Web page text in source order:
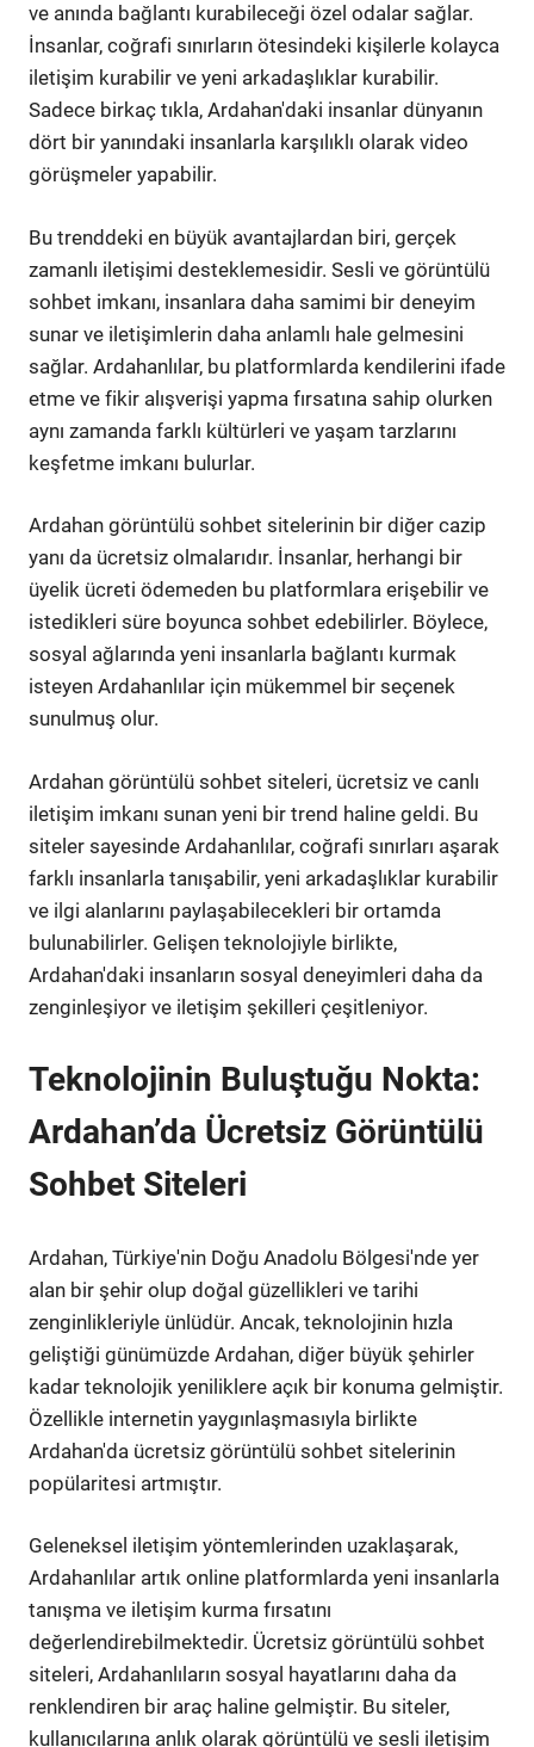
ve anında bağlantı kurabileceği özel odalar sağlar.
İnsanlar, coğrafi sınırların ötesindeki kişilerle kolayca
iletişim kurabilir ve yeni arkadaşlıklar kurabilir.
Sadece birkaç tıkla, Ardahan'daki insanlar dünyanın
dört bir yanındaki insanlarla karşılıklı olarak video
görüşmeler yapabilir.
Bu trenddeki en büyük avantajlardan biri, gerçek
zamanlı iletişimi desteklemesidir. Sesli ve görüntülü
sohbet imkanı, insanlara daha samimi bir deneyim
sunar ve iletişimlerin daha anlamlı hale gelmesini
sağlar. Ardahanlılar, bu platformlarda kendilerini ifade
etme ve fikir alışverişi yapma fırsatına sahip olurken
aynı zamanda farklı kültürleri ve yaşam tarzlarını
keşfetme imkanı bulurlar.
Ardahan görüntülü sohbet sitelerinin bir diğer cazip
yanı da ücretsiz olmalarıdır. İnsanlar, herhangi bir
üyelik ücreti ödemeden bu platformlara erişebilir ve
istedikleri süre boyunca sohbet edebilirler. Böylece,
sosyal ağlarında yeni insanlarla bağlantı kurmak
isteyen Ardahanlılar için mükemmel bir seçenek
sunulmuş olur.
Ardahan görüntülü sohbet siteleri, ücretsiz ve canlı
iletişim imkanı sunan yeni bir trend haline geldi. Bu
siteler sayesinde Ardahanlılar, coğrafi sınırları aşarak
farklı insanlarla tanışabilir, yeni arkadaşlıklar kurabilir
ve ilgi alanlarını paylaşabilecekleri bir ortamda
bulunabilirler. Gelişen teknolojiyle birlikte,
Ardahan'daki insanların sosyal deneyimleri daha da
zenginleşiyor ve iletişim şekilleri çeşitleniyor.
Teknolojinin Buluştuğu Nokta:
Ardahan’da Ücretsiz Görüntülü
Sohbet Siteleri
Ardahan, Türkiye'nin Doğu Anadolu Bölgesi'nde yer
alan bir şehir olup doğal güzellikleri ve tarihi
zenginlikleriyle ünlüdür. Ancak, teknolojinin hızla
geliştiği günümüzde Ardahan, diğer büyük şehirler
kadar teknolojik yeniliklere açık bir konuma gelmiştir.
Özellikle internetin yaygınlaşmasıyla birlikte
Ardahan'da ücretsiz görüntülü sohbet sitelerinin
popülaritesi artmıştır.
Geleneksel iletişim yöntemlerinden uzaklaşarak,
Ardahanlılar artık online platformlarda yeni insanlarla
tanışma ve iletişim kurma fırsatını
değerlendirebilmektedir. Ücretsiz görüntülü sohbet
siteleri, Ardahanlıların sosyal hayatlarını daha da
renklendiren bir araç haline gelmiştir. Bu siteler,
kullanıcılarına anlık olarak görüntülü ve sesli iletişim